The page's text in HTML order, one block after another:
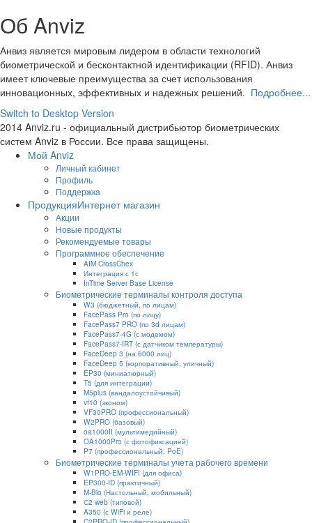
Об Anviz
Анвиз является мировым лидером в области технологий
биометрической и бесконтактной идентификации (RFID). Анвиз
имеет ключевые преимущества за счет использования
инновационных, эффективных и надежных решений. Подробнее...
Switch to Desktop Version
2014 Anviz.ru - официальный дистрибьютор биометрических
систем Anviz в России. Все права защищены.
Мой Anviz
Личный кабинет
Профиль
Поддержка
ПродукцияИнтернет магазин
Акции
Новые продукты
Рекомендуемые товары
Программное обеспечение
AIM CrossChex
Интеграция с 1с
InTime Server Base License
Биометрические терминалы контроля доступа
W3 (бюджетный, по лицам)
FacePass Pro (по лицу)
FacePass7 PRO (по 3d лицам)
FacePass7-4G (с модемом)
FacePass7-IRT (с датчиком температуры)
FaceDeep 3 (на 6000 лиц)
FaceDeep 5 (корпоративный, уличный)
EP30 (миниатюрный)
T5 (для интеграции)
M5plus (вандалоустойчивый)
vf10 (эконом)
VF30PRO (профессиональный)
W2PRO (базовый)
oa1000II (мультимедийный)
OA1000Pro (с фотофиксацией)
P7 (профессиональный, PoE)
Биометрические терминалы учета рабочего времени
W1PRO-EM-WIFI (для офиса)
EP300-ID (практичный)
M-Bio (Настольный, мобильный)
С2 web (типовой)
A350 (с WiFi и реле)